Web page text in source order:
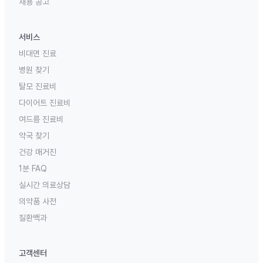
서비스
비대면 진료
병원 찾기
탈모 진료비
다이어트 진료비
여드름 진료비
약국 찾기
건강 매거진
1분 FAQ
실시간 의료상담
의약품 사전
질환백과
고객센터